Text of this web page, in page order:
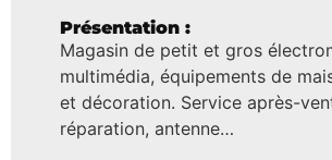
Présentation :
Magasin de petit et gros
multimédia, équipements de
et décoration. Service après-
réparation, antenne…